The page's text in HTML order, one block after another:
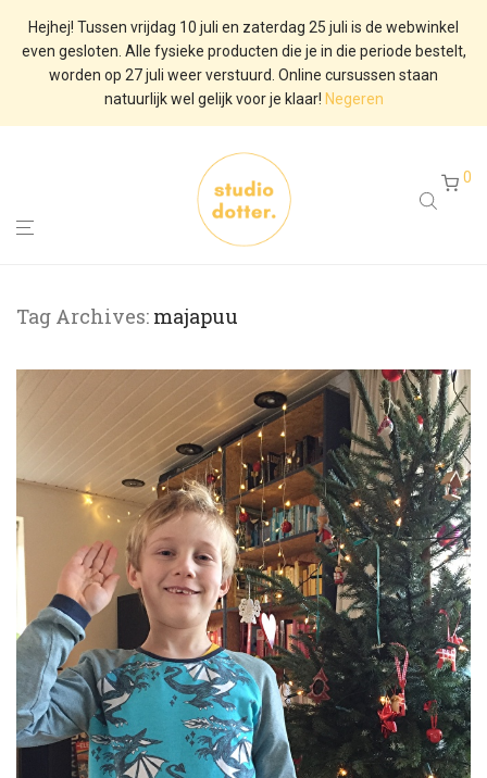
Hejhej! Tussen vrijdag 10 juli en zaterdag 25 juli is de webwinkel
even gesloten. Alle fysieke producten die je in die periode bestelt,
worden op 27 juli weer verstuurd. Online cursussen staan
natuurlijk wel gelijk voor je klaar! Negeren
0
Tag Archives: majapuu